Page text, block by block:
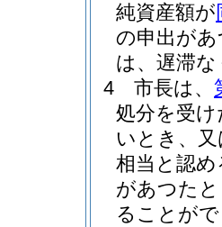
純資産額が
の申出が
は、遅滞
4
市長は、
処分を受
いとき、
相当と認
があつた
ることが